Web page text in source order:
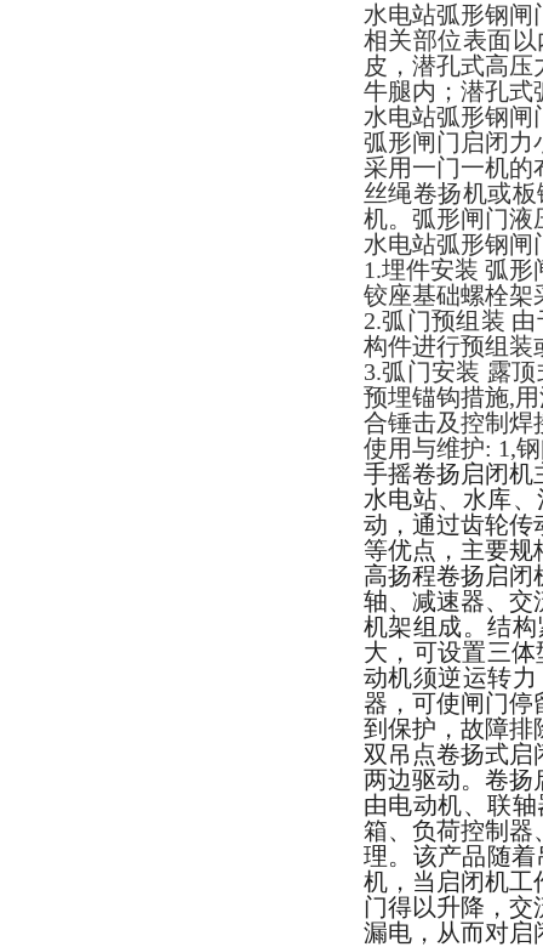
水电站弧形钢闸
相关部位表面
皮，潜孔式高
牛腿内；潜孔式
水电站弧形钢闸
弧形闸门启闭力
采用一门一机的
丝绳卷扬机或
机。弧形闸门液
水电站弧形钢闸
1.埋件安装 弧
铰座基础螺栓架
2.弧门预组装
构件进行预组装
3.弧门安装 露
预埋锚钩措施,
合锤击及控制焊
使用与维护: 1,
手摇卷扬启闭机
水电站、水库
动，通过齿轮传
等优点，主要规
高扬程卷扬启闭
轴、减速器、交
机架组成。结
大，可设置三
动机须逆运转
器，可使闸门停
到保护，故障排
双吊点卷扬式启
两边驱动。卷扬
由电动机、联
箱、负荷控制器
理。该产品随
机，当启闭机工
门得以升降，交
漏电，从而对启